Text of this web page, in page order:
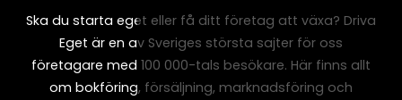
Ska du starta eget eller få ditt företag att växa? Driva
Eget är en av Sveriges största sajter för oss
företagare med 100 000-tals besökare. Här finns allt
om bokföring, försäljning, marknadsföring och